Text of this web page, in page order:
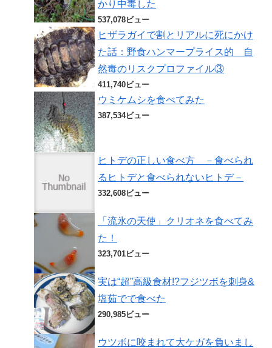
かり中毒した
537,078ビュー
ヒザラガイで割とリアルに死にかけ
た話：野食ハンマープライス的 自
然毒のリスクプロファイル③
411,740ビュー
ウミケムシを食べてみた
387,534ビュー
ヒトデの正しい食べ方 －食べられ
るヒトデと食べられないヒトデ－
332,608ビュー
「流氷の天使」クリオネを食べてみ
た！
323,701ビュー
実は“超”高級食材!?フジツボを刺身&
塩茹でで食べた
290,985ビュー
ウツボに咬まれて大ケガを負いまし